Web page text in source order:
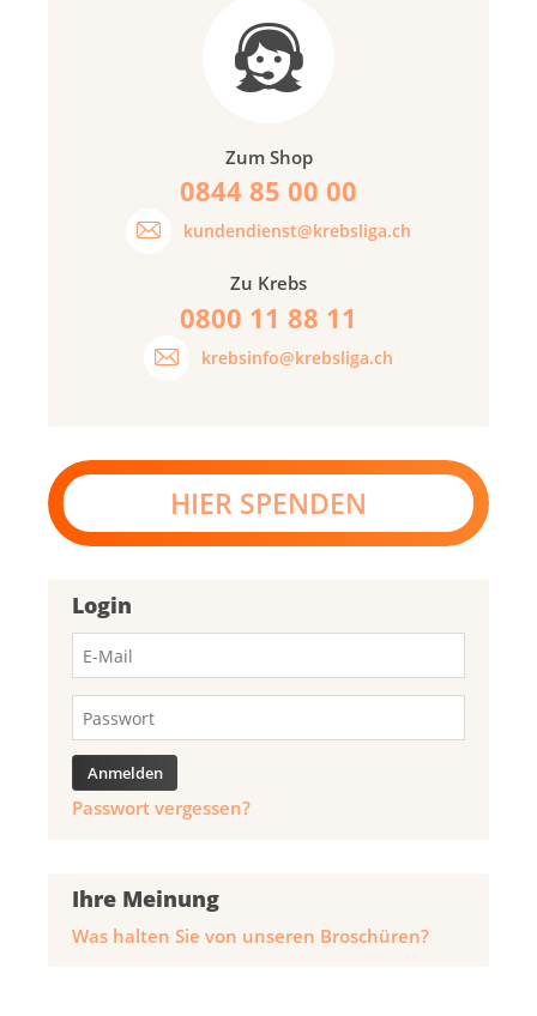
Zum Shop
0844 85 00 00
kundendienst@krebsliga.ch
Zu Krebs
0800 11 88 11
krebsinfo@krebsliga.ch
HIER SPENDEN
Login
Passwort vergessen?
Ihre Meinung
Was halten Sie von unseren Broschüren?